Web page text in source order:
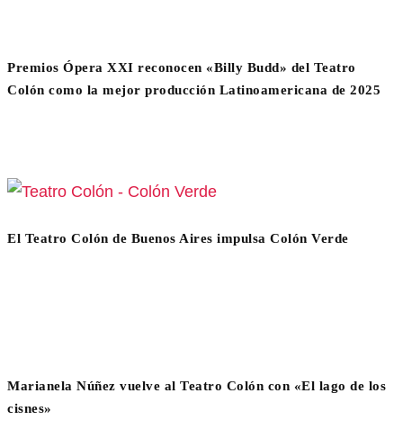
Premios Ópera XXI reconocen «Billy Budd» del Teatro
Colón como la mejor producción Latinoamericana de 2025
El Teatro Colón de Buenos Aires impulsa Colón Verde
Marianela Núñez vuelve al Teatro Colón con «El lago de los
cisnes»